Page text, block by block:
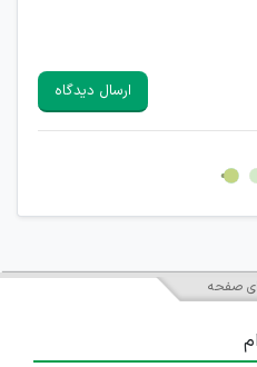
وجود ندارد.
به هر طریقی قصد مأیوس کردن
به سایر افراد (مسئول و غیر مسئول)
حضوری چه به صورت دسته
ارسال دیدگاه
صفحه